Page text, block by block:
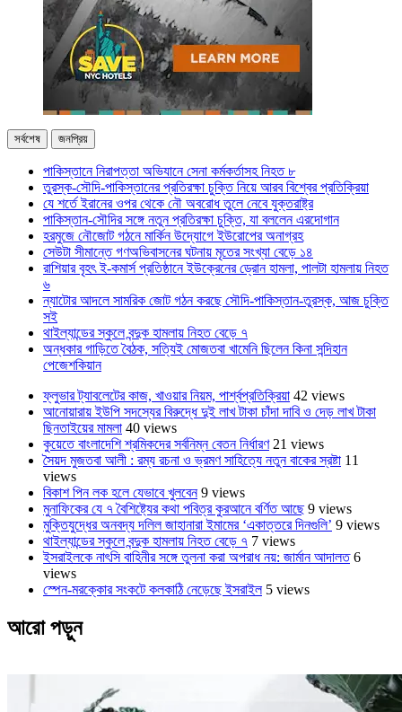
সর্বশেষ জনপ্রিয়
পাকিস্তানে নিরাপত্তা অভিযানে সেনা কর্মকর্তাসহ নিহত ৮
তুরস্ক-সৌদি-পাকিস্তানের প্রতিরক্ষা চুক্তি নিয়ে আরব বিশ্বের প্রতিক্রিয়া
যে শর্তে ইরানের ওপর থেকে নৌ অবরোধ তুলে নেবে যুক্তরাষ্ট্র
পাকিস্তান-সৌদির সঙ্গে নতুন প্রতিরক্ষা চুক্তি, যা বললেন এরদোগান
হরমুজে নৌজোট গঠনে মার্কিন উদ্যোগে ইউরোপের অনাগ্রহ
সেউটা সীমান্তে গণঅভিবাসনের ঘটনায় মৃতের সংখ্যা বেড়ে ১৪
রাশিয়ার বৃহৎ ই-কমার্স প্রতিষ্ঠানে ইউক্রেনের ড্রোন হামলা, পালটা হামলায় নিহত
৬
ন্যাটোর আদলে সামরিক জোট গঠন করছে সৌদি-পাকিস্তান-তুরস্ক, আজ চুক্তি
সই
থাইল্যান্ডের স্কুলে বন্দুক হামলায় নিহত বেড়ে ৭
অন্ধকার গাড়িতে বৈঠক, সত্যিই মোজতবা খামেনি ছিলেন কিনা সন্দিহান
পেজেশকিয়ান
ফ্লুভার ট্যাবলেটের কাজ, খাওয়ার নিয়ম, পার্শ্বপ্রতিক্রিয়া 42 views
আনোয়ারায় ইউপি সদস্যের বিরুদ্ধে দুই লাখ টাকা চাঁদা দাবি ও দেড় লাখ টাকা
ছিনতাইয়ের মামলা 40 views
কুয়েতে বাংলাদেশি শ্রমিকদের সর্বনিম্ন বেতন নির্ধারণ 21 views
সৈয়দ মুজতবা আলী : রম্য রচনা ও ভ্রমণ সাহিত্যে নতুন বাকের স্রষ্টা 11
views
বিকাশ পিন লক হলে যেভাবে খুলবেন 9 views
মুনাফিকের যে ৭ বৈশিষ্ট্যের কথা পবিত্র কুরআনে বর্ণিত আছে 9 views
মুক্তিযুদ্ধের অনবদ্য দলিল জাহানারা ইমামের ‘একাত্তরে দিনগুলি’ 9 views
থাইল্যান্ডের স্কুলে বন্দুক হামলায় নিহত বেড়ে ৭ 7 views
ইসরাইলকে নাৎসি বাহিনীর সঙ্গে তুলনা করা অপরাধ নয়: জার্মান আদালত 6
views
স্পেন-মরক্কোর সংকটে কলকাঠি নেড়েছে ইসরাইল 5 views
আরো পড়ুন